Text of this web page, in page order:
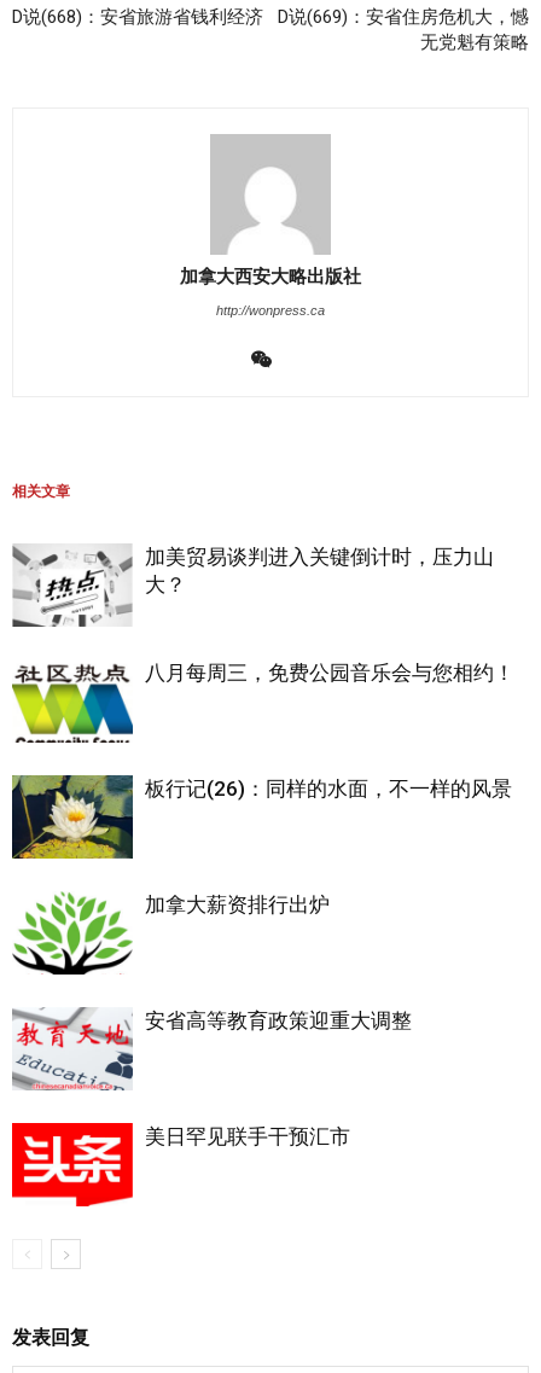
D说(668)：安省旅游省钱利经济
D说(669)：安省住房危机大，憾
无党魁有策略
加拿大西安大略出版社
http://wonpress.ca
相关文章
加美贸易谈判进入关键倒计时，压力山
大？
八月每周三，免费公园音乐会与您相约！
板行记(26)：同样的水面，不一样的风景
加拿大薪资排行出炉
安省高等教育政策迎重大调整
美日罕见联手干预汇市
发表回复